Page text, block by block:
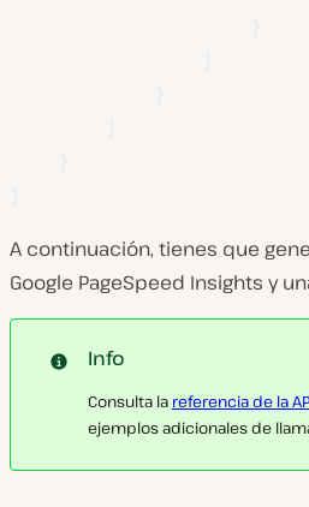
A continuación, tienes que
Google PageSpeed Insights y
Info
Consulta la referencia de la
ejemplos adicionales de